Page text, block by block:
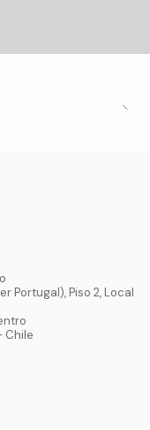
Portugal), Piso 2, Local
Chile